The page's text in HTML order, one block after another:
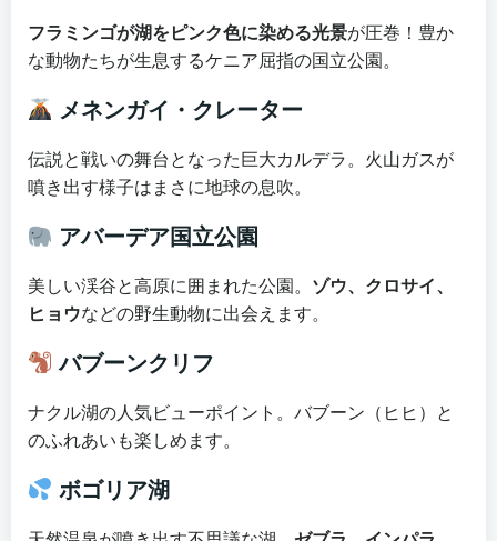
フラミンゴが湖をピンク色に染める光景が圧巻！豊か
な動物たちが生息するケニア屈指の国立公園。
メネンガイ・クレーター
伝説と戦いの舞台となった巨大カルデラ。火山ガスが
噴き出す様子はまさに地球の息吹。
アバーデア国立公園
美しい渓谷と高原に囲まれた公園。 ゾウ、クロサイ、
ヒョウなどの野生動物に出会えます。
バブーンクリフ
ナクル湖の人気ビューポイント。バブーン（ヒヒ）と
のふれあいも楽しめます。
ボゴリア湖